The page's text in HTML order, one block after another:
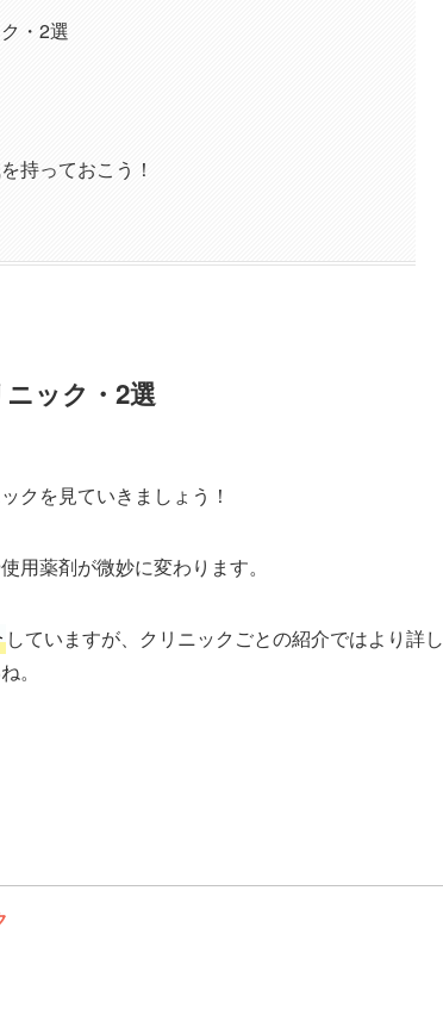
・2選
持っておこう！
ック・2選
クを見ていきましょう！
用薬剤が微妙に変わります。
していますが、クリニックごとの紹介ではより詳し
。